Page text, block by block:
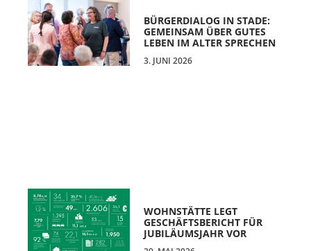
BÜRGERDIALOG IN STADE:
GEMEINSAM ÜBER GUTES
LEBEN IM ALTER SPRECHEN
3. JUNI 2026
WOHNSTÄTTE LEGT
GESCHÄFTSBERICHT FÜR
JUBILÄUMSJAHR VOR